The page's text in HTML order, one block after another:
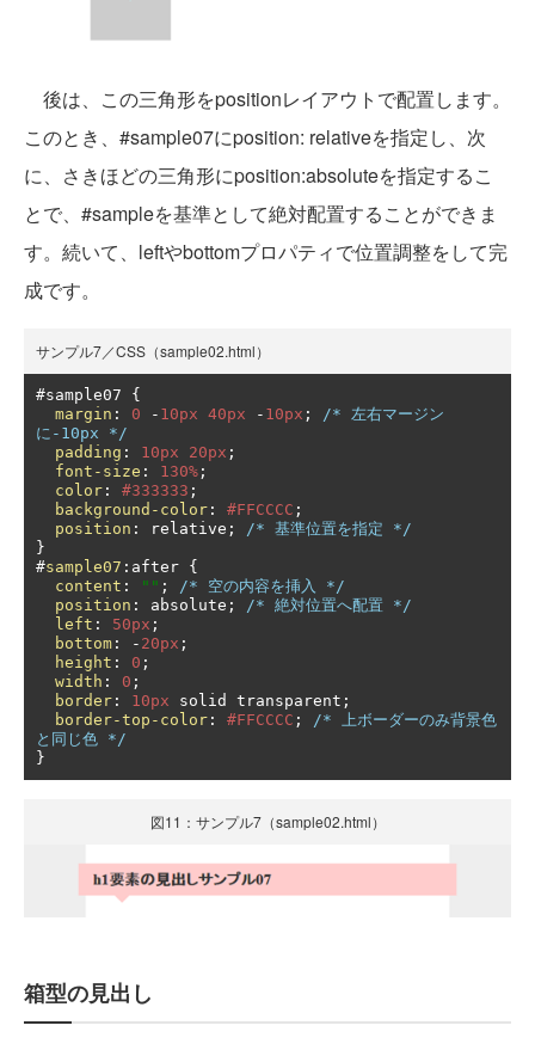
後は、この三角形をpositionレイアウトで配置します。
このとき、#sample07にposition: relativeを指定し、次
に、さきほどの三角形にposition:absoluteを指定するこ
とで、#sampleを基準として絶対配置することができま
す。続いて、leftやbottomプロパティで位置調整をして完
成です。
サンプル7／CSS（sample02.html）
#sample07 {
margin : 0 - 10px 40px - 10px ;
/* 左右マージン
に-10px */
padding : 10px 20px ;
font-size : 130% ;
color : #333333 ;
background-color : #FFCCCC ;
position : relative ;
/* 基準位置を指定 */
}
#sample07 : after {
content : "" ;
/* 空の内容を挿入 */
position : absolute ;
/* 絶対位置へ配置 */
left : 50px ;
bottom : - 20px ;
height : 0 ;
width : 0 ;
border : 10px solid transparent ;
border-top-color : #FFCCCC ;
/* 上ボーダーのみ背景色
と同じ色 */
}
図11：サンプル7（sample02.html）
箱型の見出し